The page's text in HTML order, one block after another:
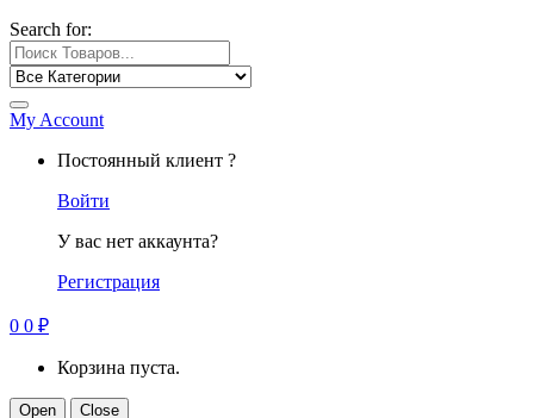
Search for:
My Account
Постоянный клиент ?
Войти
У вас нет аккаунта?
Регистрация
0 0 ₽
Корзина пуста.
Open Close